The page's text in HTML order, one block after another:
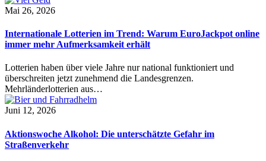
Mai 26, 2026
Internationale Lotterien im Trend: Warum EuroJackpot online
immer mehr Aufmerksamkeit erhält
Lotterien haben über viele Jahre nur national funktioniert und
überschreiten jetzt zunehmend die Landesgrenzen.
Mehrländerlotterien aus…
Juni 12, 2026
Aktionswoche Alkohol: Die unterschätzte Gefahr im
Straßenverkehr